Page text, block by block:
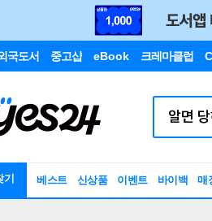
국도서 중고샵 eBook 크레마클럽
베스트 신상품 이벤트 바이백 매